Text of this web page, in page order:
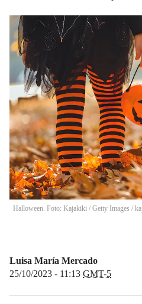
Halloween. Foto: Kajakiki / Getty Images /
Luisa María Mercado
25/10/2023 - 11:13 GMT-5